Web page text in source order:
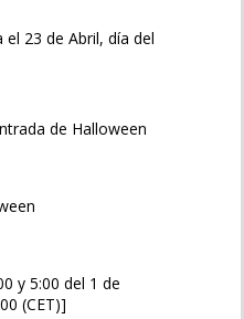
23 de Abril, día del
de Halloween
y 5:00 del 1 de
(CET)]